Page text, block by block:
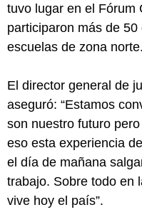
tuvo lugar en el Fórum
participaron más de
escuelas de zona norte.
El director general de
aseguró: “Estamos
son nuestro futuro
eso esta experiencia
el día de mañana
trabajo. Sobre todo en
vive hoy el país”.